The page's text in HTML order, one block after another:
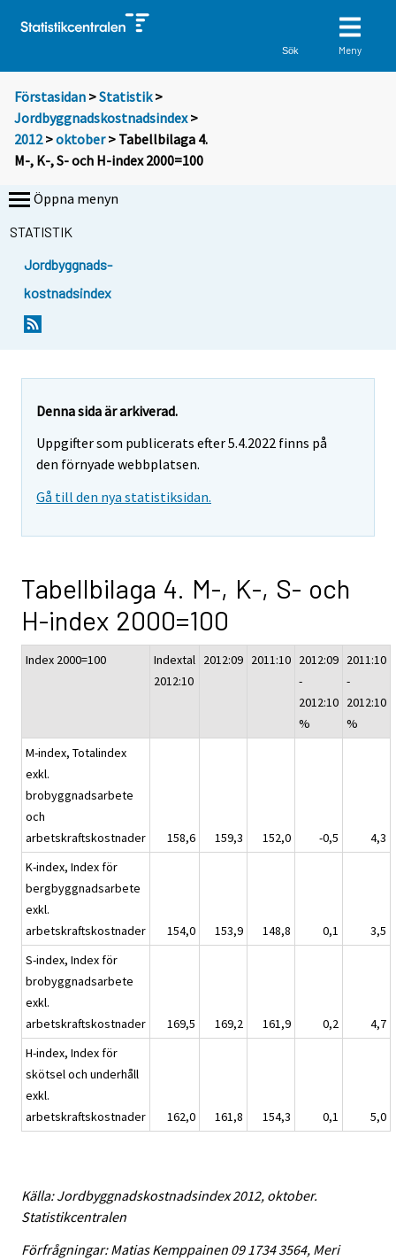
Sök Meny
Förstasidan >Statistik >
Jordbyggnadskostnadsindex>
2012>oktober> Tabellbilaga 4.
M-, K-, S- och H-index 2000=100
Öppna menyn
STATISTIK
Jordbyggnads-
kostnadsindex
Denna sida är arkiverad.
Uppgifter som publicerats efter 5.4.2022 finns på
den förnyade webbplatsen.
Gå till den nya statistiksidan.
Tabellbilaga 4. M-, K-, S- och
H-index 2000=100
Index 2000=100
Indextal
2012:10
2012:09 2011:10 2012:09
-
2012:10
%
2011:10
-
2012:10
%
M-index, Totalindex
exkl.
brobyggnadsarbete
och
arbetskraftskostnader
158,6 159,3 152,0 -0,5
4,3
K-index, Index för
bergbyggnadsarbete
exkl.
arbetskraftskostnader
154,0 153,9 148,8 0,1
3,5
S-index, Index för
brobyggnadsarbete
exkl.
arbetskraftskostnader
169,5 169,2 161,9 0,2
4,7
H-index, Index för
skötsel och underhåll
exkl.
arbetskraftskostnader
162,0 161,8 154,3 0,1 5,0
Källa: Jordbyggnadskostnadsindex 2012, oktober.
Statistikcentralen
Förfrågningar: Matias Kemppainen 09 1734 3564, Meri